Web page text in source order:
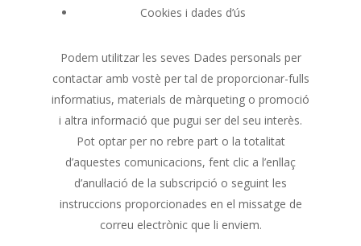
Cookies i dades d’ús
Podem utilitzar les seves Dades personals per
contactar amb vostè per tal de proporcionar-fulls
informatius, materials de màrqueting o promoció
i altra informació que pugui ser del seu interès.
Pot optar per no rebre part o la totalitat
d’aquestes comunicacions, fent clic a l’enllaç
d’anul·lació de la subscripció o seguint les
instruccions proporcionades en el missatge de
correu electrònic que li enviem.